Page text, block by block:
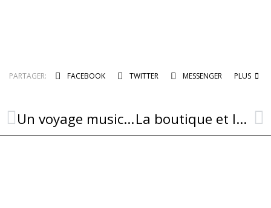
PARTAGER: FACEBOOK TWITTER MESSENGER PLUS
Un voyage musical autour du monde avec DJECKO à Combret ! La boutique et le Point Info Tourisme de Combret sont ouverts !